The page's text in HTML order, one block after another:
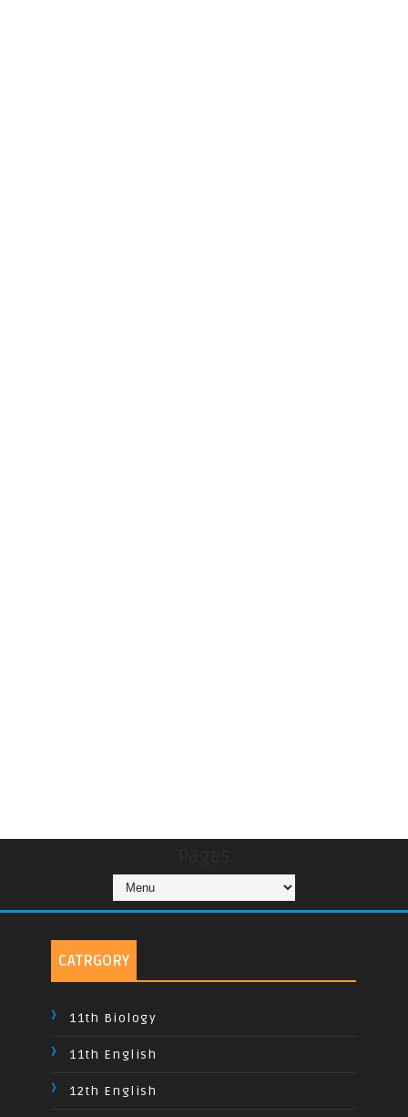
CATRGORY
11th Biology
11th English
12th English